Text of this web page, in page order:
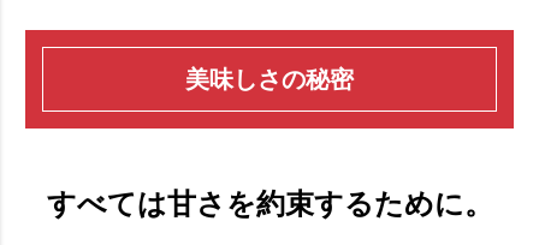
美味しさの秘密
すべては甘さを約束するために。